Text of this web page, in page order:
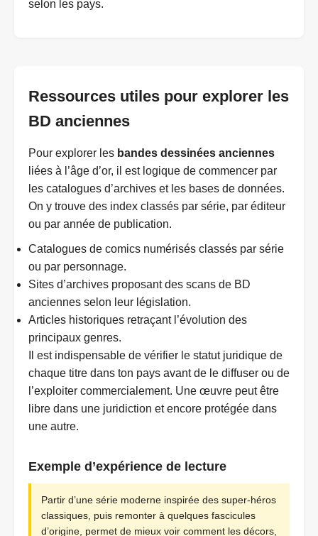
selon les pays.
Ressources utiles pour explorer les
BD anciennes
Pour explorer les bandes dessinées anciennes
liées à l’âge d’or, il est logique de commencer par
les catalogues d’archives et les bases de données.
On y trouve des index classés par série, par éditeur
ou par année de publication.
Catalogues de comics numérisés classés par série
ou par personnage.
Sites d’archives proposant des scans de BD
anciennes selon leur législation.
Articles historiques retraçant l’évolution des
principaux genres.
Il est indispensable de vérifier le statut juridique de
chaque titre dans ton pays avant de le diffuser ou de
l’exploiter commercialement. Une œuvre peut être
libre dans une juridiction et encore protégée dans
une autre.
Exemple d’expérience de lecture
Partir d’une série moderne inspirée des super-héros
classiques, puis remonter à quelques fascicules
d’origine, permet de mieux voir comment les décors,